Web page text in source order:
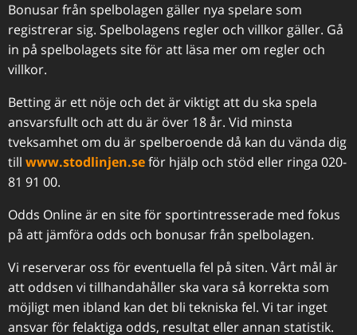
Bonusar från spelbolagen gäller nya spelare som
registrerar sig. Spelbolagens regler och villkor gäller. Gå
in på spelbolagets site för att läsa mer om regler och
villkor.
Betting är ett nöje och det är viktigt att du ska spela
ansvarsfullt och att du är över 18 år. Vid minsta
tveksamhet om du är spelberoende då kan du vända dig
till www.stodlinjen.seför hjälp och stöd eller ringa 020-
81 91 00.
Odds Online är en site för sportintresserade med fokus
på att jämföra odds och bonusar från spelbolagen.
Vi reserverar oss för eventuella fel på siten. Vårt mål är
att oddsen vi tillhandahåller ska vara så korrekta som
möjligt men ibland kan det bli tekniska fel. Vi tar inget
ansvar för felaktiga odds, resultat eller annan statistik.